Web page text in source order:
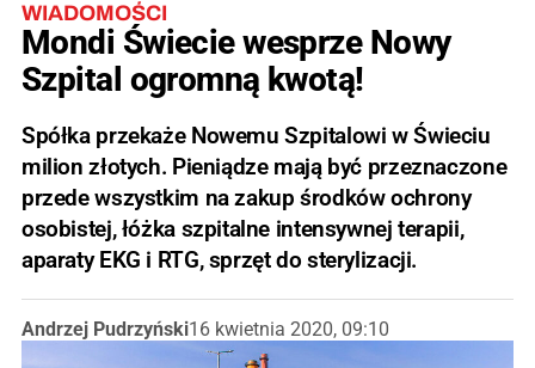
WIADOMOŚCI
Mondi Świecie wesprze Nowy
Szpital ogromną kwotą!
Spółka przekaże Nowemu Szpitalowi w Świeciu
milion złotych. Pieniądze mają być przeznaczone
przede wszystkim na zakup środków ochrony
osobistej, łóżka szpitalne intensywnej terapii,
aparaty EKG i RTG, sprzęt do sterylizacji.
Andrzej Pudrzyński16 kwietnia 2020, 09:10